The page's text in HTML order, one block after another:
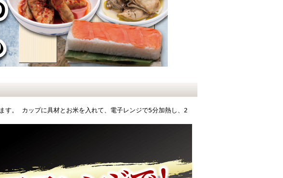
す。 カップに具材とお米を入れて、電子レンジで5分加熱し、2